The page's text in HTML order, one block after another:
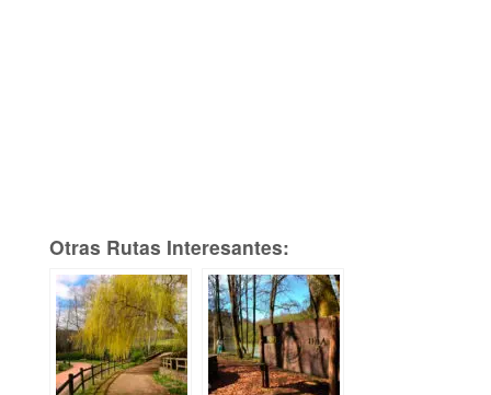
Otras Rutas Interesantes: